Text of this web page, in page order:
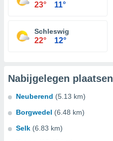
23° 11°
Schleswig
22° 12°
Nabijgelegen plaatsen
Neuberend (5.13 km)
Borgwedel (6.48 km)
Selk (6.83 km)